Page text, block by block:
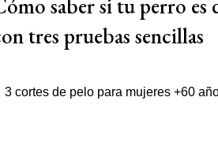
saber si tu perro es
tres pruebas sencillas